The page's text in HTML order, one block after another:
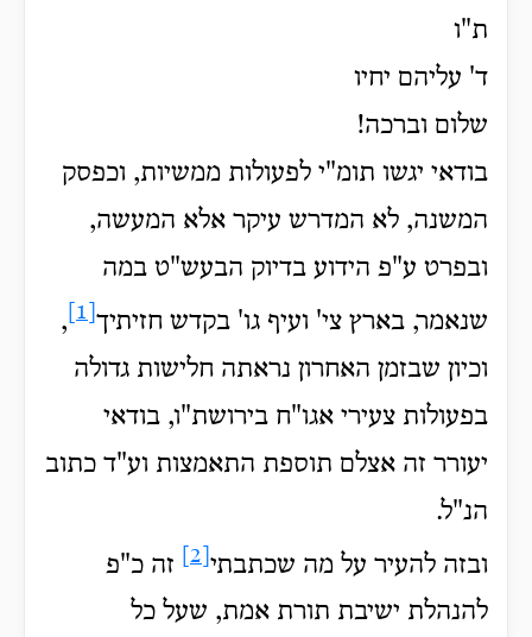
ת"ו
ד' עליהם יחיו
שלום וברכה!
בודאי יגשו תומ"י לפעולות ממשיות, וכפסק
המשנה, לא המדרש עיקר אלא המעשה,
ובפרט ע"פ הידוע בדיוק הבעש"ט במה
שנאמר, בארץ צי' ועיף גו' בקדש חזיתיך
,
וכיון שבזמן האחרון נראתה חלישות גדולה
בפעולות צעירי אגו"ח בירושת"ו, בודאי
יעורר זה אצלם תוספת התאמצות וע"ד כתוב
הנ"ל.
ובזה להעיר על מה שכתבתי
זה כ"פ
להנהלת ישיבת תורת אמת, שעל כל